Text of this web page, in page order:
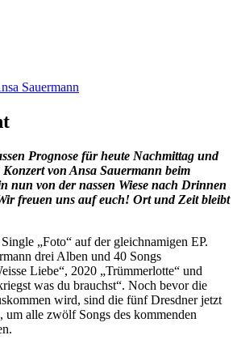
Sauermann
Prognose für heute Nachmittag und
von Ansa Sauermann beim
nun von der nassen Wiese nach Drinnen
freuen uns auf euch! Ort und Zeit bleibt
„Foto“ auf der gleichnamigen EP.
drei Alben und 40 Songs
Liebe“, 2020 „Trümmerlotte“ und
was du brauchst“. Noch bevor die
wird, sind die fünf Dresdner jetzt
um alle zwölf Songs des kommenden